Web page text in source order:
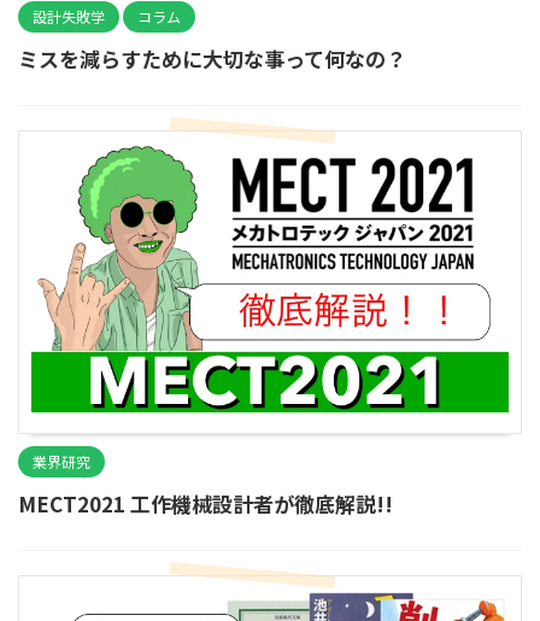
設計失敗学 コラム
ミスを減らすために大切な事って何なの？
業界研究
MECT2021 工作機械設計者が徹底解説!!